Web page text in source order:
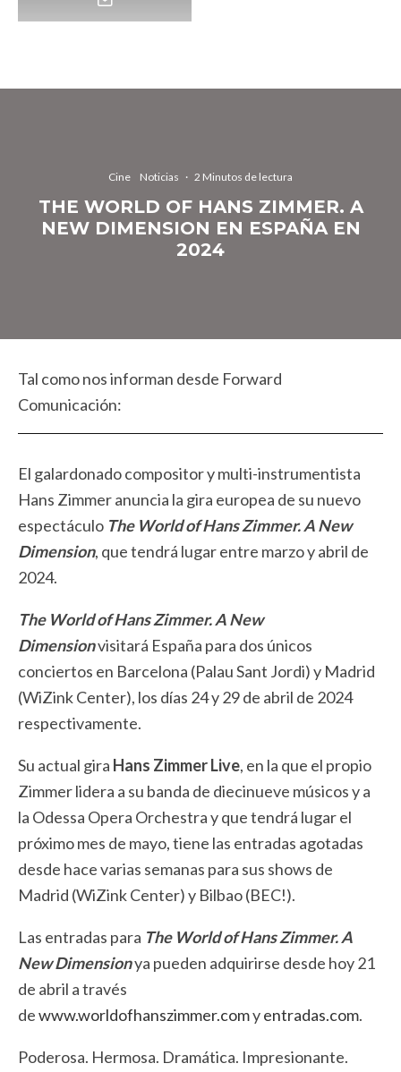
Cine Noticias · 2 Minutos de lectura
THE WORLD OF HANS ZIMMER. A
NEW DIMENSION EN ESPAÑA EN
2024
Tal como nos informan desde Forward
Comunicación:
El galardonado compositor y multi-instrumentista
Hans Zimmer anuncia la gira europea de su nuevo
espectáculo The World of Hans Zimmer. A New
Dimension, que tendrá lugar entre marzo y abril de
2024.
The World of Hans Zimmer.A New
Dimensionvisitará España para dos únicos
conciertos en Barcelona (Palau Sant Jordi) y Madrid
(WiZink Center), los días 24 y 29 de abril de 2024
respectivamente.
Su actual gira Hans Zimmer Live, en la que el propio
Zimmer lidera a su banda de diecinueve músicos y a
la Odessa Opera Orchestra y que tendrá lugar el
próximo mes de mayo, tiene las entradas agotadas
desde hace varias semanas para sus shows de
Madrid (WiZink Center) y Bilbao (BEC!).
Las entradas para The World of Hans Zimmer.A
New Dimensionya pueden adquirirse desde hoy 21
de abril a través
dewww.worldofhanszimmer.comyentradas.com.
Poderosa. Hermosa. Dramática. Impresionante.